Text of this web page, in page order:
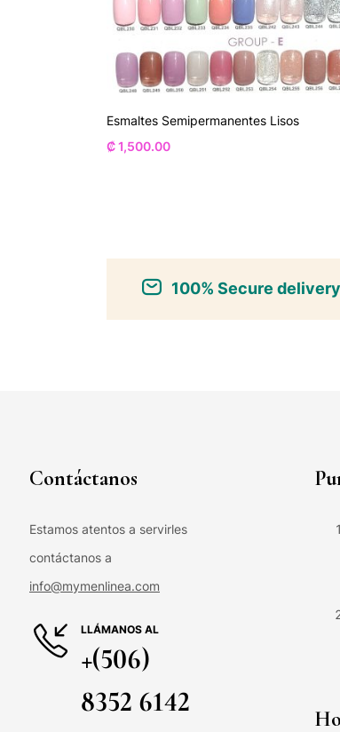
Esmaltes Semipermanentes Lisos
₡1,500.00
100% Secure delivery
Contáctanos
Estamos atentos a servirles
contáctanos a
info@mymenlinea.com
LLÁMANOS AL
+(506)
8352 6142